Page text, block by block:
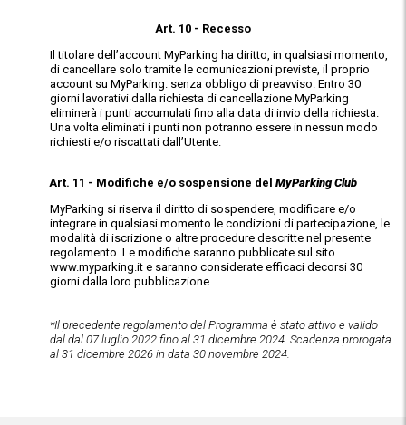
Art. 10 - Recesso
Il titolare dell’account MyParking ha diritto, in qualsiasi momento,
di cancellare solo tramite le comunicazioni previste, il proprio
account su MyParking. senza obbligo di preavviso. Entro 30
giorni lavorativi dalla richiesta di cancellazione MyParking
eliminerà i punti accumulati fino alla data di invio della richiesta.
Una volta eliminati i punti non potranno essere in nessun modo
richiesti e/o riscattati dall’Utente.
Art. 11 - Modifiche e/o sospensione del MyParking Club
MyParking si riserva il diritto di sospendere, modificare e/o
integrare in qualsiasi momento le condizioni di partecipazione, le
modalità di iscrizione o altre procedure descritte nel presente
regolamento. Le modifiche saranno pubblicate sul sito
www.myparking.it e saranno considerate efficaci decorsi 30
giorni dalla loro pubblicazione.
*Il precedente regolamento del Programma è stato attivo e valido
dal dal 07 luglio 2022 fino al 31 dicembre 2024. Scadenza prorogata
al 31 dicembre 2026 in data 30 novembre 2024.